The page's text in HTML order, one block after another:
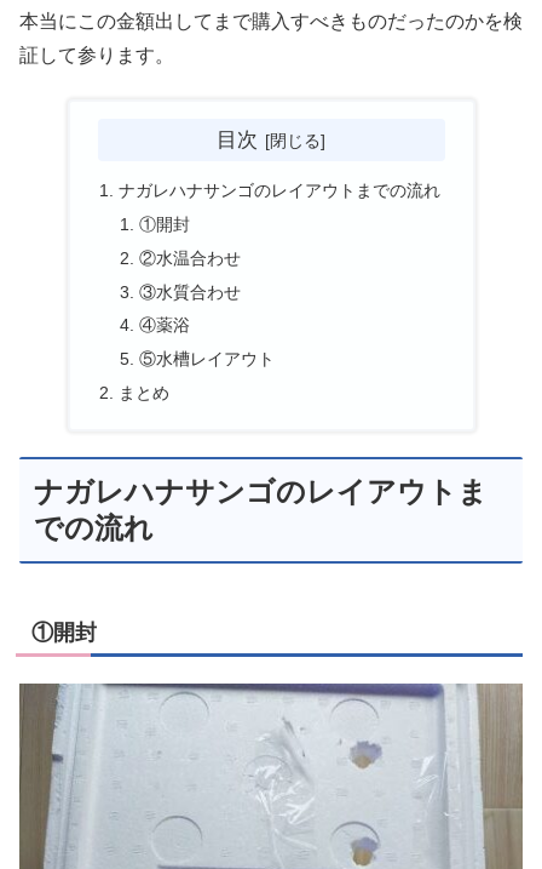
本当にこの金額出してまで購入すべきものだったのかを検
証して参ります。
目次
ナガレハナサンゴのレイアウトまでの流れ
①開封
②水温合わせ
③水質合わせ
④薬浴
⑤水槽レイアウト
まとめ
ナガレハナサンゴのレイアウトま
での流れ
①開封